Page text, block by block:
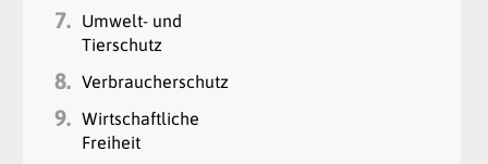
7.
Umwelt- und
Tierschutz
8. Verbraucherschutz
9. Wirtschaftliche
Freiheit